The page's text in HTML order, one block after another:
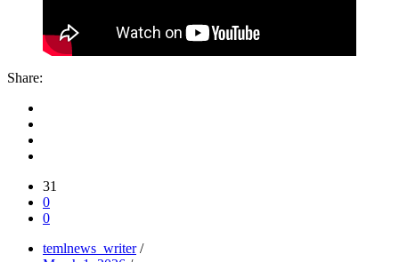
Share:
31
0
0
temlnews_writer /